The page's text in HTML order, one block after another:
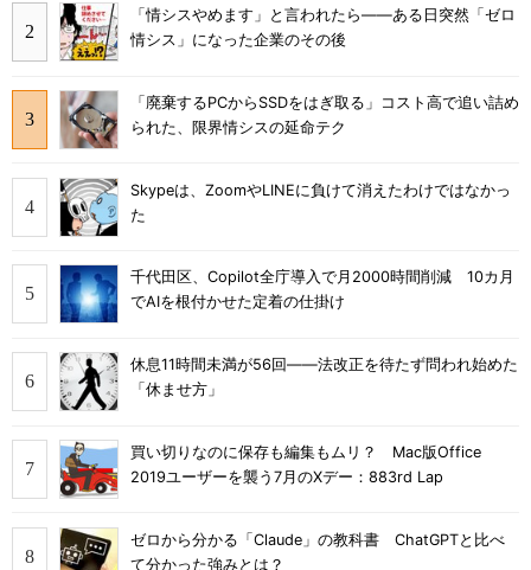
「情シスやめます」と言われたら――ある日突然「ゼロ
情シス」になった企業のその後
「廃棄するPCからSSDをはぎ取る」コスト高で追い詰め
られた、限界情シスの延命テク
Skypeは、ZoomやLINEに負けて消えたわけではなかっ
た
千代田区、Copilot全庁導入で月2000時間削減 10カ月
でAIを根付かせた定着の仕掛け
休息11時間未満が56回――法改正を待たず問われ始めた
「休ませ方」
買い切りなのに保存も編集もムリ？ Mac版Office
2019ユーザーを襲う7月のXデー：883rd Lap
ゼロから分かる「Claude」の教科書 ChatGPTと比べ
て分かった強みとは？